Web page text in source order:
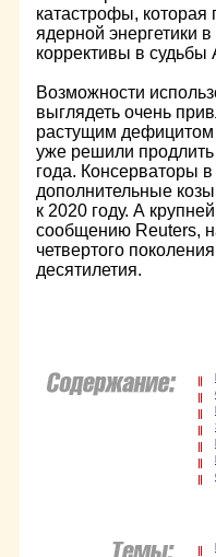
катастрофы, которая
ядерной энергетики
коррективы в
Возможности
выглядеть очень
растущим
уже решили
года. Консерваторы
дополнительные
к 2020 году. А
сообщению Reuters,
четвертого
десятилетия.